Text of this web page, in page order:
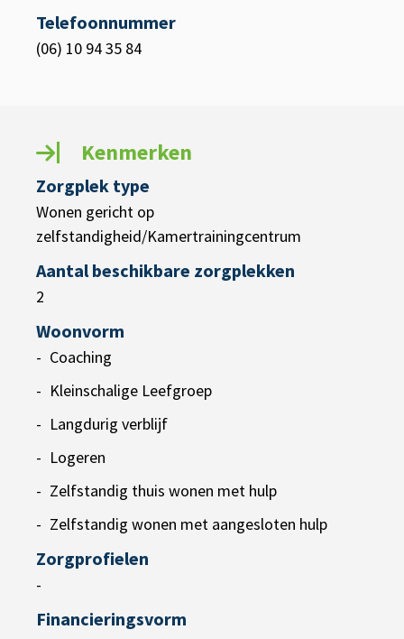
Telefoonnummer
(06) 10 94 35 84
Kenmerken
Zorgplek type
Wonen gericht op
zelfstandigheid/Kamertrainingcentrum
Aantal beschikbare zorgplekken
2
Woonvorm
Coaching
Kleinschalige Leefgroep
Langdurig verblijf
Logeren
Zelfstandig thuis wonen met hulp
Zelfstandig wonen met aangesloten hulp
Zorgprofielen
-
Financieringsvorm